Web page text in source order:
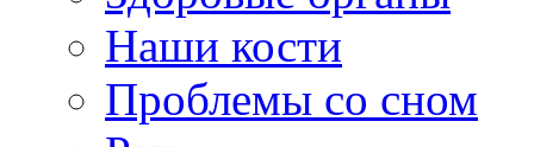
Наши кости
Проблемы со сном